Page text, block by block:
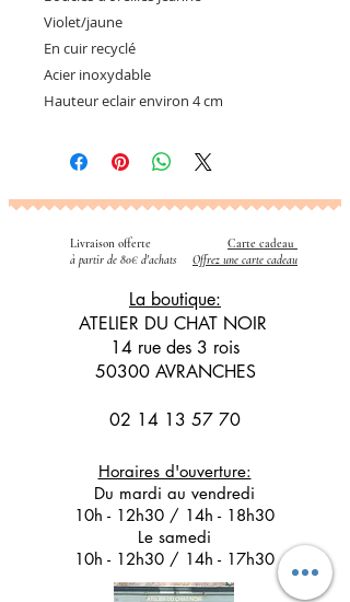
Violet/jaune
En cuir recyclé
Acier inoxydable
Hauteur eclair environ 4 cm
Livraison offerte
à partir de 80€ d'achats
Carte cadeau
Offrez une carte cadeau
La boutique:
ATELIER DU CHAT NOIR
14 rue des 3 rois
50300 AVRANCHES
02 14 13 57 70
Horaires d'ouverture:
Du mardi au vendredi
10h - 12h30 / 14h - 18h30
Le samedi
10h - 12h30 / 14h - 17h30